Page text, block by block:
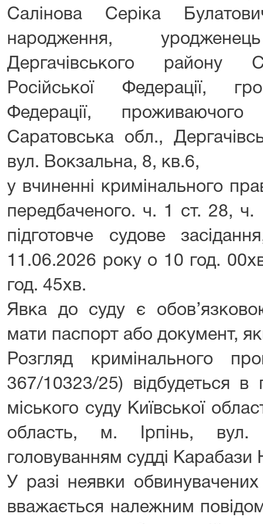
Салінова Серіка
народження,
Дергачівського району
Російської Федерації,
Федерації,
Саратовська обл.,
вул. Вокзальна, 8, кв.6,
у вчиненні кримінального
передбаченого. ч. 1 ст. 28,
підготовче судове
11.06.2026 року о 10 год.
год. 45хв.
Явка до суду є
мати паспорт або документ,
Розгляд кримінального
367/10323/25) відбудеться в
міського суду Київської
область, м. Ірпінь,
головуванням судді Карабази
У разі неявки
вважається належним